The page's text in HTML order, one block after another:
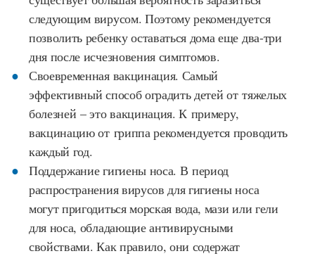
следующим вирусом. Поэтому рекомендуется
позволить ребенку оставаться дома еще два-три
дня после исчезновения симптомов.
Своевременная вакцинация. Самый
эффективный способ оградить детей от тяжелых
болезней – это вакцинация. К примеру,
вакцинацию от гриппа рекомендуется проводить
каждый год.
Поддержание гигиены носа. В период
распространения вирусов для гигиены носа
могут пригодиться морская вода, мази или гели
для носа, обладающие антивирусными
свойствами. Как правило, они содержат